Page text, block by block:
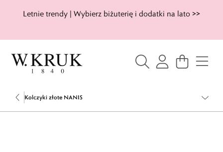
Letnie trendy | Wybierz biżuterię i dodatki na lato >>
Kolczyki złote NANIS